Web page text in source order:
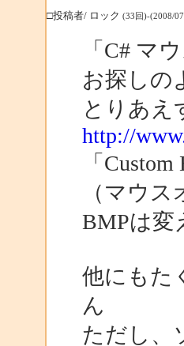
□投稿者/ ロック (33回)-(2008/
「C# マ
お探しの
とりあえ
http://
「
（マウ
BMPは変
他にもた
ん
ただし、